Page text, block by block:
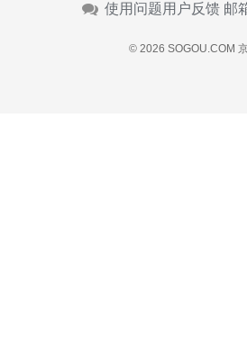
使用问题用户反馈 邮
© 2026 SOGOU.COM